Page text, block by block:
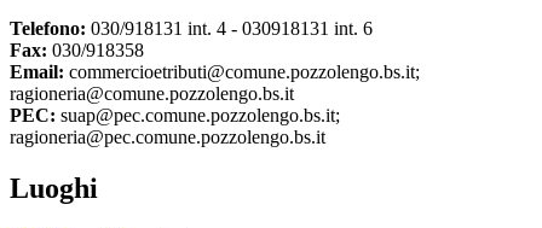
Telefono: 030/918131 int. 4 - 030918131 int. 6
Fax: 030/918358
Email: commercioetributi@comune.pozzolengo.bs.it;
ragioneria@comune.pozzolengo.bs.it
PEC: suap@pec.comune.pozzolengo.bs.it;
ragioneria@pec.comune.pozzolengo.bs.it
Luoghi